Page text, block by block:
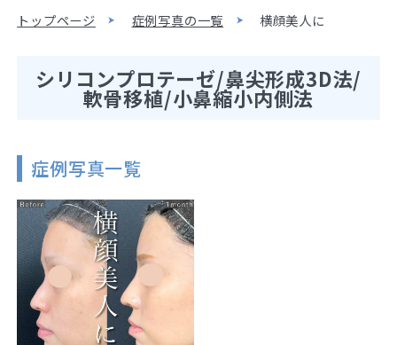
トップページ 症例写真の一覧 横顔美人に
シリコンプロテーゼ/鼻尖形成3D法/
軟骨移植/小鼻縮小内側法
症例写真一覧